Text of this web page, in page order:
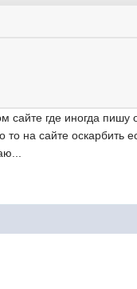
сайте где иногда пишу
то на сайте